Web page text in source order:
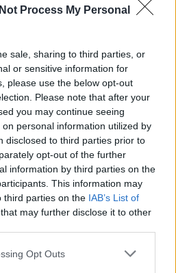
Process My Personal
sale, sharing to third parties, or
or sensitive information for
please use the below opt-out
Please note that after your
you may continue seeing
personal information utilized by
disclosed to third parties prior to
opt-out of the further
information by third parties on the
This information may
third parties on the IAB’s List of
that may further disclose it to other
Opt Outs
vertrekken
ontkracht geruchten over
Feyenoord in de
Moussa?
tot contractontbinding: het
van Calvin Stengs
van Persie